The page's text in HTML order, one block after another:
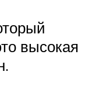
высокая